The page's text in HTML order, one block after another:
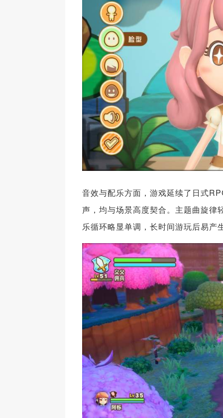
音效与配乐方面，游戏延续了日式
声，均与场景高度契合。主题曲旋律
乐循环略显单调，长时间游玩后易产